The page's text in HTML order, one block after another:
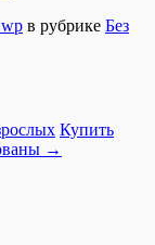
в рубрике Без
Купить
→